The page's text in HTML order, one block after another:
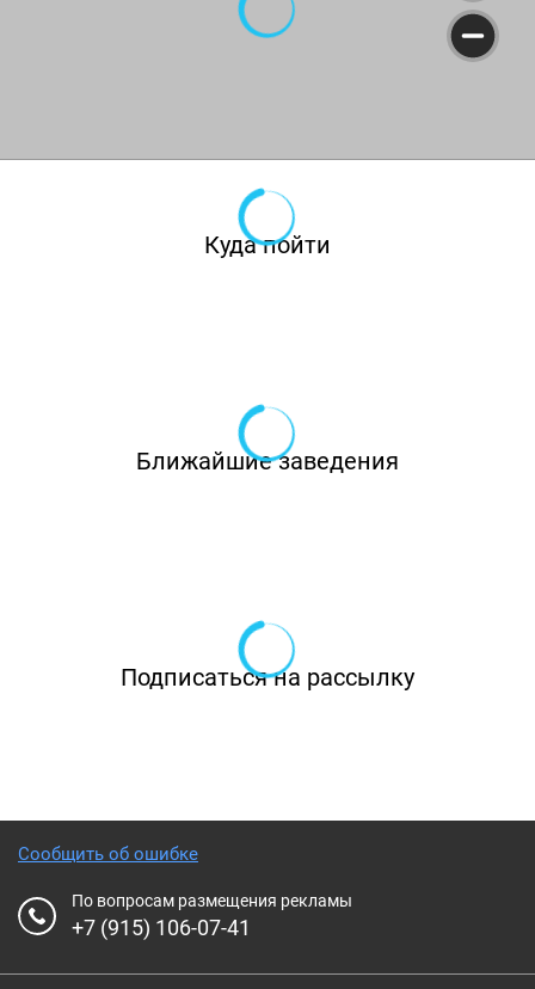
Куда пойти
Ближайшие заведения
Подписаться на рассылку
Сообщить об ошибке
По вопросам размещения рекламы
+7 (915) 106-07-41